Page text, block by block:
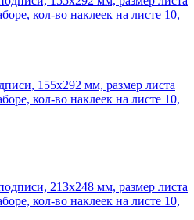
155х292 мм, размер листа
кол-во наклеек на листе 10,